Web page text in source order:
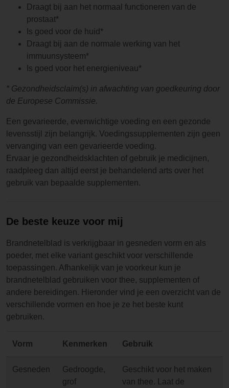
Draagt bij aan het normaal functioneren van de
prostaat*
Is goed voor de huid*
Draagt bij aan de normale werking van het
immuunsysteem*
Is goed voor het energieniveau*
* Gezondheidsclaim(s) in afwachting van goedkeuring door
de Europese Commissie.
Een gevarieerde, evenwichtige voeding en een gezonde
levensstijl zijn belangrijk. Voedingssupplementen zijn geen
vervanging van een gevarieerde voeding.
Ervaar je gezondheidsklachten of gebruik je medicijnen,
raadpleeg dan altijd eerst je behandelend arts over het
gebruik van bepaalde supplementen.
De beste keuze voor mij
Brandnetelblad is verkrijgbaar in gesneden vorm en als
poeder, met elke variant geschikt voor verschillende
toepassingen. Afhankelijk van je voorkeur kun je
brandnetelblad gebruiken voor thee, supplementen of
andere bereidingen. Hieronder vind je een overzicht van de
verschillende vormen en hoe je ze het beste kunt
gebruiken.
Vorm Kenmerken Gebruik
Gesneden
Gedroogde,
grof
Geschikt voor het maken
van thee. Laat de